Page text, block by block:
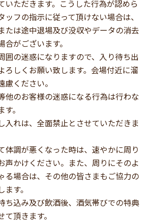
いただきます。こうした行為が認めら
ッフの指示に従って頂けない場合は、
たは途中退場及び没収やデータの消去
がございます。
囲の迷惑になりますので、入り待ち出
ろしくお願い致します。会場付近に溜
慮ください。
他のお客様の迷惑になる行為は行わな
。
入れは、全面禁止とさせていただきま
体調が悪くなった時は、速やかに周り
声かけください。また、周りにそのよ
る場合は、その他の皆さまもご協力の
す。
ち込み及び飲酒後、酒気帯びでの特典
頂きます。